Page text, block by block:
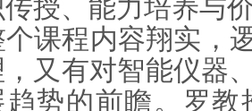
授、能力培养与
个课程内容翔实，
又有对智能仪器
趋势的前瞻。罗